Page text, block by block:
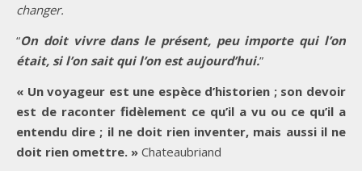
changer.
“On doit vivre dans le présent, peu importe qui l’on
était, si l’on sait qui l’on est aujourd’hui.”
« Un voyageur est une espèce d’historien ; son devoir
est de raconter fidèlement ce qu’il a vu ou ce qu’il a
entendu dire ; il ne doit rien inventer, mais aussi il ne
doit rien omettre. » Chateaubriand